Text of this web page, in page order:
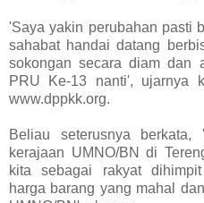
'Saya yakin perubahan pasti
sahabat handai datang
sokongan secara diam dan
PRU Ke-13 nanti', ujarnya
www.dppkk.org.
Beliau seterusnya berkata,
kerajaan UMNO/BN di
kita sebagai rakyat
harga barang yang mahal